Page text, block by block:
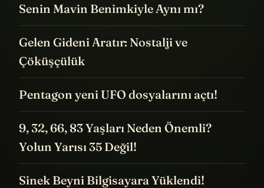
Senin Mavin Benimkiyle Aynı mı?
Gelen Gideni Aratır: Nostalji ve
Çöküşçülük
Pentagon yeni UFO dosyalarını açtı!
9, 32, 66, 83 Yaşları Neden Önemli?
Yolun Yarısı 35 Değil!
Sinek Beyni Bilgisayara Yüklendi!